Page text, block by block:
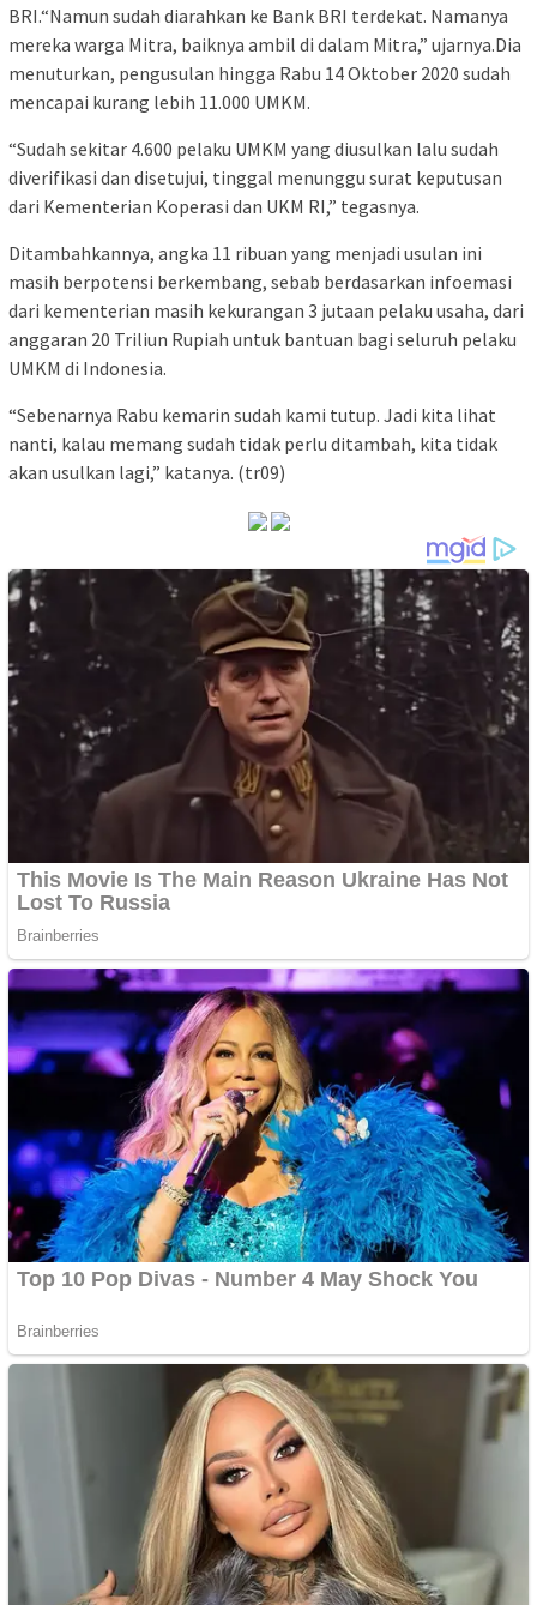
BRI.“Namun sudah diarahkan ke Bank BRI terdekat. Namanya
mereka warga Mitra, baiknya ambil di dalam Mitra,” ujarnya.Dia
menuturkan, pengusulan hingga Rabu 14 Oktober 2020 sudah
mencapai kurang lebih 11.000 UMKM.
“Sudah sekitar 4.600 pelaku UMKM yang diusulkan lalu sudah
diverifikasi dan disetujui, tinggal menunggu surat keputusan
dari Kementerian Koperasi dan UKM RI,” tegasnya.
Ditambahkannya, angka 11 ribuan yang menjadi usulan ini
masih berpotensi berkembang, sebab berdasarkan infoemasi
dari kementerian masih kekurangan 3 jutaan pelaku usaha, dari
anggaran 20 Triliun Rupiah untuk bantuan bagi seluruh pelaku
UMKM di Indonesia.
“Sebenarnya Rabu kemarin sudah kami tutup. Jadi kita lihat
nanti, kalau memang sudah tidak perlu ditambah, kita tidak
akan usulkan lagi,” katanya. (tr09)